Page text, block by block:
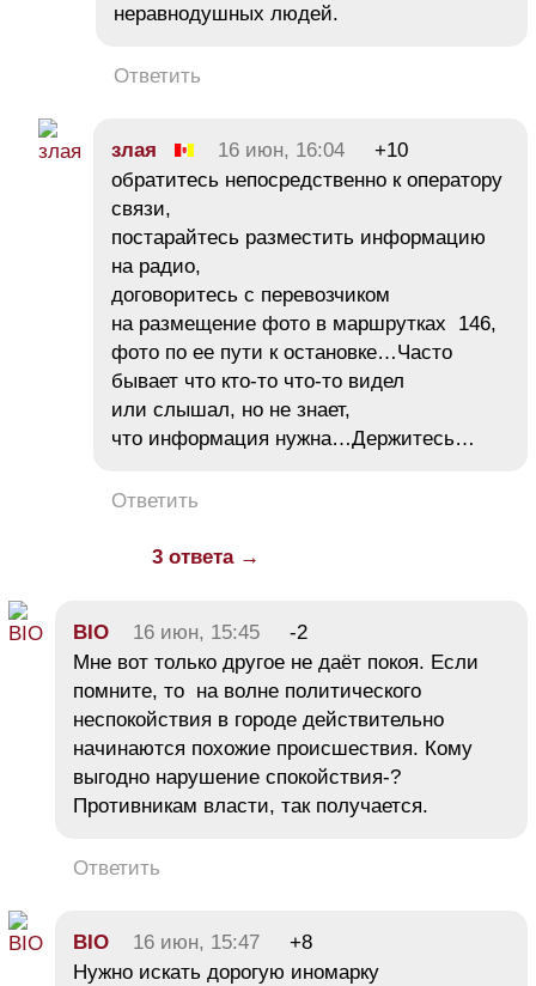
неравнодушных людей.
Ответить
злая 16 июн, 16:04
+10
обратитесь непосредственно к оператору
связи,
постарайтесь разместить информацию
на радио,
договоритесь с перевозчиком
на размещение фото в маршрутках 146,
фото по ее пути к остановке…Часто
бывает что кто-то что-то видел
или слышал, но не знает,
что информация нужна…Держитесь…
Ответить
3 ответа →
BIO 16 июн, 15:45
-2
Мне вот только другое не даёт покоя. Если
помните, то на волне политического
неспокойствия в городе действительно
начинаются похожие происшествия. Кому
выгодно нарушение спокойствия-?
Противникам власти, так получается.
Ответить
BIO 16 июн, 15:47
+8
Нужно искать дорогую иномарку